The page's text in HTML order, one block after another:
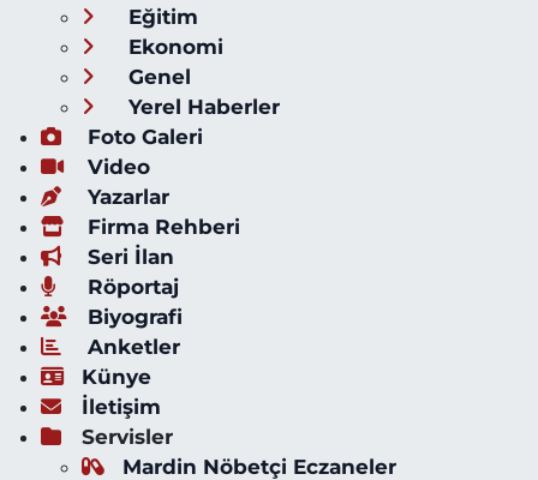
Eğitim
Ekonomi
Genel
Yerel Haberler
Foto Galeri
Video
Yazarlar
Firma Rehberi
Seri İlan
Röportaj
Biyografi
Anketler
Künye
İletişim
Servisler
Mardin Nöbetçi Eczaneler